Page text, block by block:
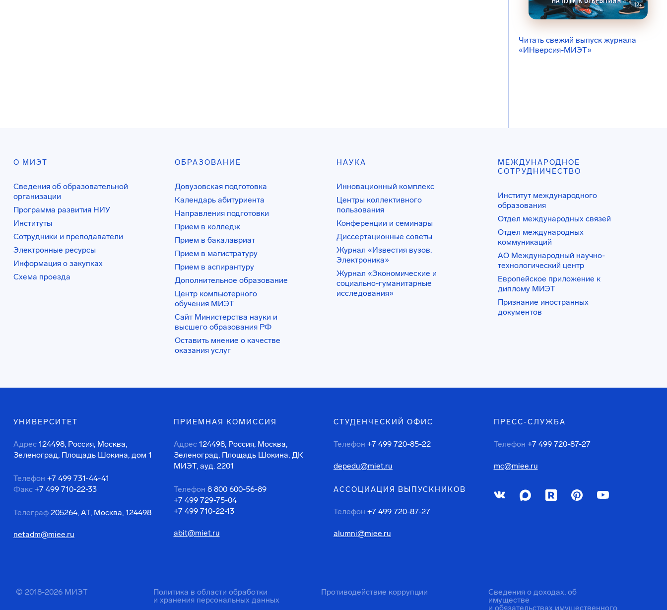
Читать свежий выпуск журнала
«ИНверсия-МИЭТ»
О МИЭТ
Сведения об образовательной
организации
Программа развития НИУ
Институты
Сотрудники и преподаватели
Электронные ресурсы
Информация о закупках
Схема проезда
ОБРАЗОВАНИЕ
Довузовская подготовка
Календарь абитуриента
Направления подготовки
Прием в колледж
Прием в бакалавриат
Прием в магистратуру
Прием в аспирантуру
Дополнительное образование
Центр компьютерного
обучения МИЭТ
Сайт Министерства науки и
высшего образования РФ
Оставить мнение о качестве
оказания услуг
НАУКА
Инновационный комплекс
Центры коллективного
пользования
Конференции и семинары
Диссертационные советы
Журнал «Известия вузов.
Электроника»
Журнал «Экономические и
социально-гуманитарные
исследования»
МЕЖДУНАРОДНОЕ
СОТРУДНИЧЕСТВО
Институт международного
образования
Отдел международных связей
Отдел международных
коммуникаций
АО Международный научно-
технологический центр
Европейское приложение к
диплому МИЭТ
Признание иностранных
документов
УНИВЕРСИТЕТ
Адрес 124498, Россия, Москва,
Зеленоград, Площадь Шокина, дом 1
Телефон +7 499 731-44-41
Факс +7 499 710-22-33
Телеграф 205264, АТ, Москва, 124498
netadm@miee.ru
ПРИЕМНАЯ КОМИССИЯ
Адрес 124498, Россия, Москва,
Зеленоград, Площадь Шокина, ДК
МИЭТ, ауд. 2201
Телефон 8 800 600-56-89
+7 499 729-75-04
+7 499 710-22-13
abit@miet.ru
СТУДЕНЧЕСКИЙ ОФИС
Телефон +7 499 720-85-22
depedu@miet.ru
АССОЦИАЦИЯ ВЫПУСКНИКОВ
Телефон +7 499 720-87-27
alumni@miee.ru
ПРЕСС-СЛУЖБА
Телефон +7 499 720-87-27
mc@miee.ru
© 2018-2026 МИЭТ
Политика в области обработки
и хранения персональных данных
Противодействие коррупции
Сведения о доходах, об
имуществе
и обязательствах имущественного